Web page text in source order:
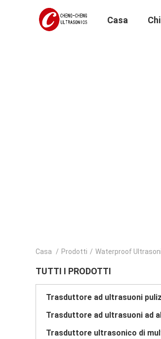
Casa
Casa / Prodotti / Waterproof
TUTTI I PRODOTTI
Trasduttore ad ultrasuoni